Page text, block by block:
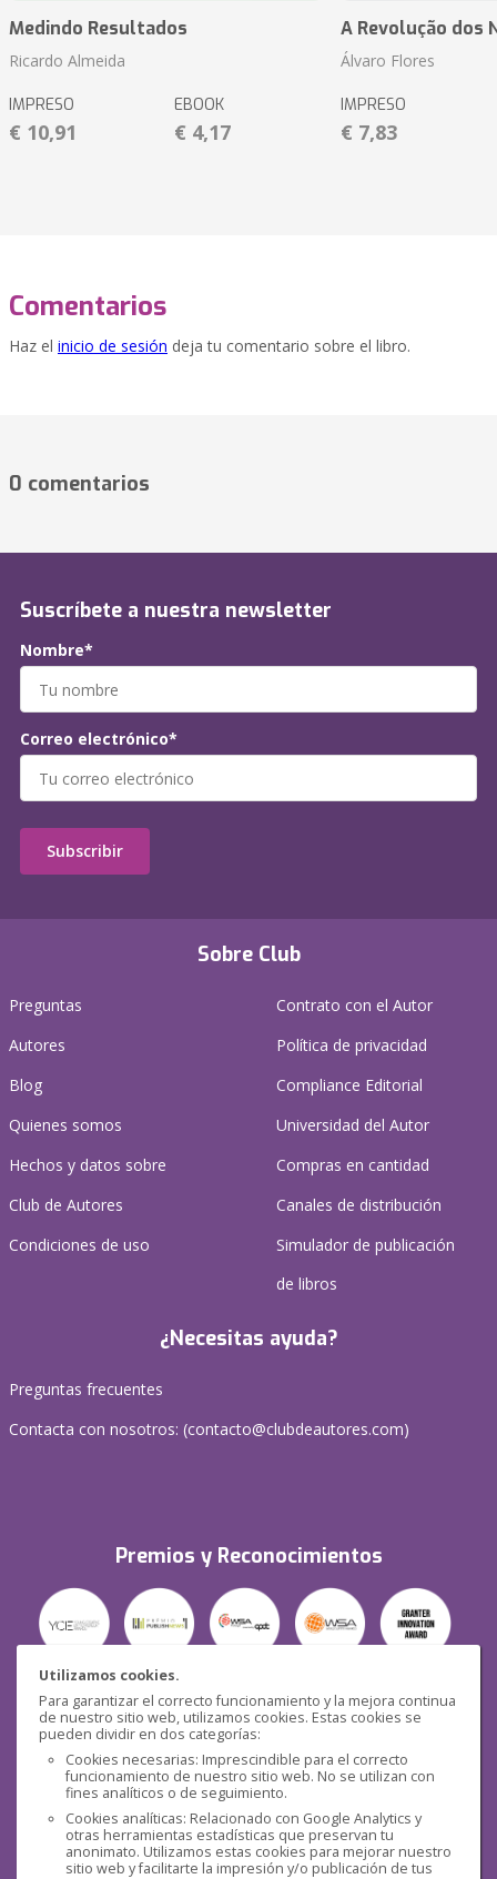
Utilizamos cookies.
Para garantizar el correcto funcionamiento y la mejora continua
de nuestro sitio web, utilizamos cookies. Estas cookies se
pueden dividir en dos categorías:
Cookies necesarias: Imprescindible para el correcto
funcionamiento de nuestro sitio web. No se utilizan con
fines analíticos o de seguimiento.
Cookies analíticas: Relacionado con Google Analytics y
otras herramientas estadísticas que preservan tu
anonimato. Utilizamos estas cookies para mejorar nuestro
sitio web y facilitarte la impresión y/o publicación de tus
Medindo Resultados
Ricardo Almeida
IMPRESO
€ 10,91
EBOOK
€ 4,17
A Revolução dos
Álvaro Flores
IMPRESO
€ 7,83
Comentarios
Haz el inicio de sesión deja tu comentario sobre el libro.
0 comentarios
Sobre Club
Preguntas
Autores
Blog
Quienes somos
Hechos y datos sobre
Club de Autores
Condiciones de uso
Contrato con el Autor
Política de privacidad
Compliance Editorial
Universidad del Autor
Compras en cantidad
Canales de distribución
Simulador de publicación
de libros
¿Necesitas ayuda?
Preguntas frecuentes
Contacta con nosotros: (contacto@clubdeautores.com)
Premios y Reconocimientos
Seguridad
Redes sociales
Suscríbete a nuestra newsletter
Nombre*
Correo electrónico*
Subscribir